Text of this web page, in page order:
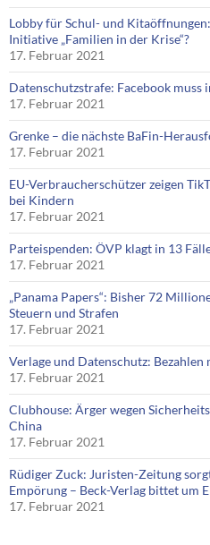
Lobby für Schul- und
Initiative „Familien in der Krise“?
17. Februar 2021
Datenschutzstrafe: Facebook
17. Februar 2021
Grenke – die nächste BaFin-
17. Februar 2021
EU-Verbraucherschützer zeigen
bei Kindern
17. Februar 2021
Parteispenden: ÖVP klagt in 13
17. Februar 2021
„Panama Papers“: Bisher 72
Steuern und Strafen
17. Februar 2021
Verlage und Datenschutz: Bezahlen
17. Februar 2021
Clubhouse: Ärger wegen
China
17. Februar 2021
Rüdiger Zuck: Juristen-Zeitung
Empörung – Beck-Verlag bittet um
17. Februar 2021